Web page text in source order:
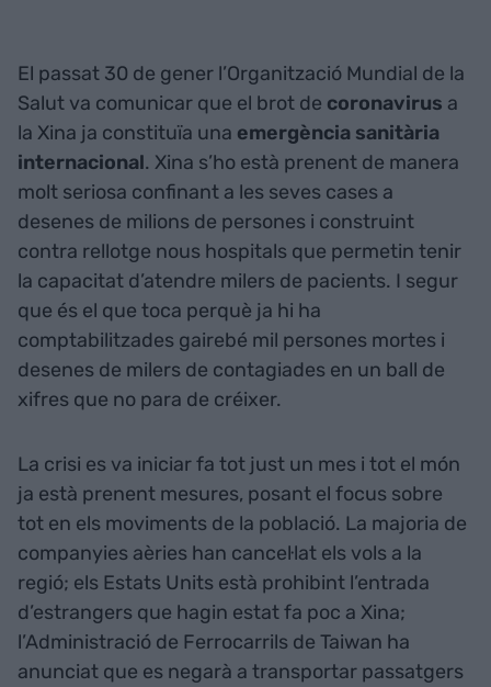
El passat 30 de gener l’Organització Mundial de la
Salut va comunicar que el brot de coronavirus a
la Xina ja constituïa una emergència sanitària
internacional. Xina s’ho està prenent de manera
molt seriosa confinant a les seves cases a
desenes de milions de persones i construint
contra rellotge nous hospitals que permetin tenir
la capacitat d’atendre milers de pacients. I segur
que és el que toca perquè ja hi ha
comptabilitzades gairebé mil persones mortes i
desenes de milers de contagiades en un ball de
xifres que no para de créixer.
La crisi es va iniciar fa tot just un mes i tot el món
ja està prenent mesures, posant el focus sobre
tot en els moviments de la població. La majoria de
companyies aèries han cancel·lat els vols a la
regió; els Estats Units està prohibint l’entrada
d’estrangers que hagin estat fa poc a Xina;
l’Administració de Ferrocarrils de Taiwan ha
anunciat que es negarà a transportar passatgers